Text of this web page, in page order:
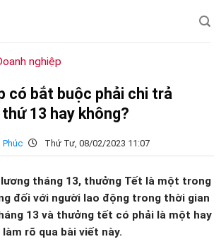
nghiệp
có bắt buộc phải chi trả
13 hay không?
Phúc Thứ Tư, 08/02/2023 11:07
tháng 13, thưởng Tết là một trong
đối với người lao động trong thời gian
13 và thưởng tết có phải là một hay
làm rõ qua bài viết này.